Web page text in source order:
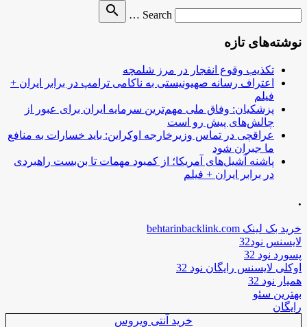
Search …
search
نوشته‌های تازه
تکذیب وقوع انفجار در مرز شلمچه
اعتراف رسانه صهیونیستی به ناکامی ترامپ در برابر ایران +
فیلم
پزشکیان: وفاق ملی مهم‌ترین سرمایه ایران برای عبور از
چالش‌های پیش رو است
عراقچی در تماس وزیرخارجه اوکراین: باید خسارات به منافع
ما جبران شود
پاشنه آشیل‌های آمریکا؛ از کمبود مهمات تا بن‌بست راهبردی
در برابر ایران + فیلم
.
خرید بک لینک behtarinbacklink.com
لایسنس نود32
پسورد نود 32
اوکلی لایسنس رایگان نود 32
همیار نود 32
بهترین سئو
رایگان
خرید آنتی ویروس